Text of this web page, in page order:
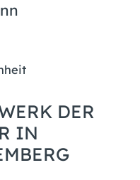
DER
IN